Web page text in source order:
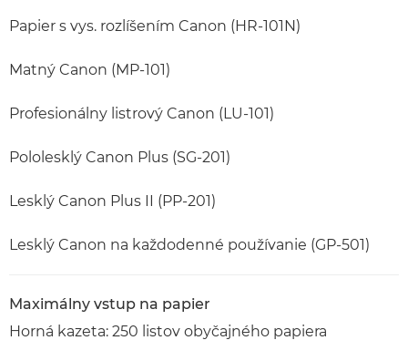
Papier s vys. rozlíšením Canon (HR-101N)
Matný Canon (MP-101)
Profesionálny listrový Canon (LU-101)
Pololesklý Canon Plus (SG-201)
Lesklý Canon Plus II (PP-201)
Lesklý Canon na každodenné používanie (GP-501)
Maximálny vstup na papier
Horná kazeta: 250 listov obyčajného papiera